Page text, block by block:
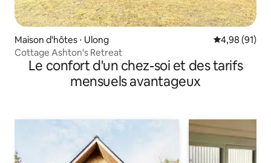
Maison d'hôtes ⋅ Ulong Évaluation
4,98 (91)
Cottage Ashton's Retreat
Le confort d'un chez-soi et des tarifs
mensuels avantageux